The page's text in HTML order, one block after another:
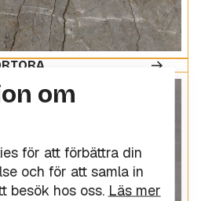
om
för att förbättra din
och för att samla in
besök hos oss. Läs mer